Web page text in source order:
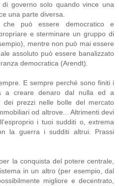
governo solo quando vince una
una parte diversa.
che può essere democratico e
e sterminare un gruppo di
mentre non può mai essere
assoluto può essere banalizzato
democratica (Arendt).
E sempre perché sono finiti i
a creare denaro dal nulla ed a
dei prezzi nelle bolle del mercato
od altrove... Altrimenti devi
i tuoi sudditi o, extrema
la guerra i sudditi altrui. Prassi
la conquista del potere centrale,
in un altro (per esempio, dal
migliore e decentrato,